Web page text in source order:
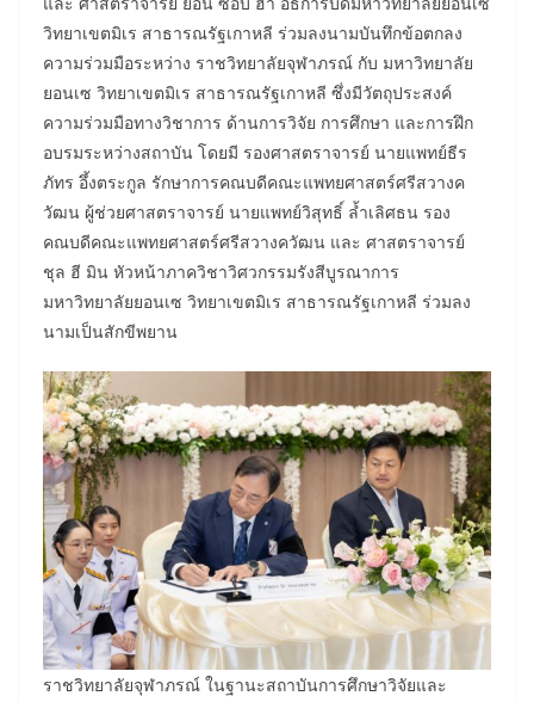
วิทยาเขตมิเร สาธารณรัฐเกาหลี ร่วมลงนามบันทึกข้อตกลง
ความร่วมมือระหว่าง ราชวิทยาลัยจุฬาภรณ์ กับ มหาวิทยาลัย
ยอนเซ วิทยาเขตมิเร สาธารณรัฐเกาหลี ซึ่งมีวัตถุประสงค์
ความร่วมมือทางวิชาการ ด้านการวิจัย การศึกษา และการฝึก
อบรมระหว่างสถาบัน โดยมี รองศาสตราจารย์ นายแพทย์ธีร
ภัทร อึ้งตระกูล รักษาการคณบดีคณะแพทยศาสตร์ศรีสวางค
วัฒน ผู้ช่วยศาสตราจารย์ นายแพทย์วิสุทธิ์ ล้ำเลิศธน รอง
คณบดีคณะแพทยศาสตร์ศรีสวางควัฒน และ ศาสตราจารย์
ชุล ฮี มิน หัวหน้าภาควิชาวิศวกรรมรังสีบูรณาการ
มหาวิทยาลัยยอนเซ วิทยาเขตมิเร สาธารณรัฐเกาหลี ร่วมลง
นามเป็นสักขีพยาน
ราชวิทยาลัยจุฬาภรณ์ ในฐานะสถาบันการศึกษาวิจัยและ